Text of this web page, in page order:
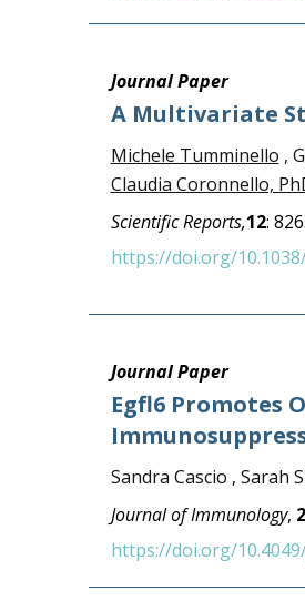
Journal Paper
A Multivariate
Michele Tumminello ,
Claudia Coronnello,
Scientific Reports,12:
https://doi.org/
Journal Paper
Egfl6 Promotes
Sandra Cascio , Sarah
Journal of Immunology,
https://doi.org/